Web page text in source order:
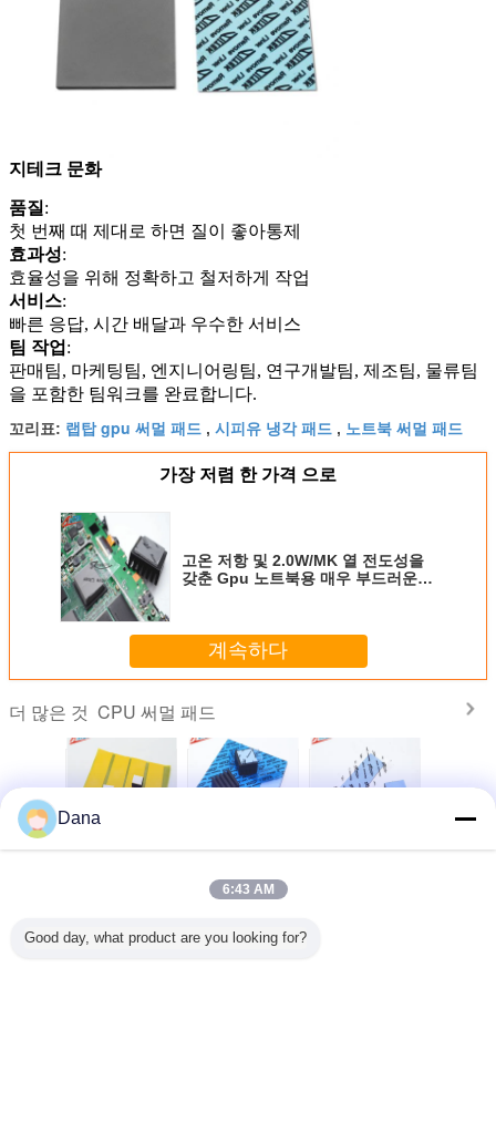
지테크 문화
품질 :
첫 번째 때 제대로 하면 질이 좋아통제
효과성:
효율성을 위해 정확하고 철저하게 작업
서비스:
빠른 응답, 시간 배달과 우수한 서비스
팀 작업 :
판매팀, 마케팅팀, 엔지니어링팀, 연구개발팀, 제조팀, 물류팀
을 포함한 팀워크를 완료합니다.
꼬리표: 랩탑 gpu 써멀 패드 , 시피유 냉각 패드 , 노트북 써멀 패드
가장 저렴 한 가격 으로
고온 저항 및 2.0W/MK 열 전도성을
갖춘 Gpu 노트북용 매우 부드러운
계속하다
더 많은 것 CPU 써멀 패드
서 AI 서
탁월한
루션용 3.0W/Mk
급을 위한 높은 효
격보충 패드 CPU
패드 파란색 색상
의하여 지도된 단
냉각을 위
Dana
6:43 AM
Good day, what product are you looking for?